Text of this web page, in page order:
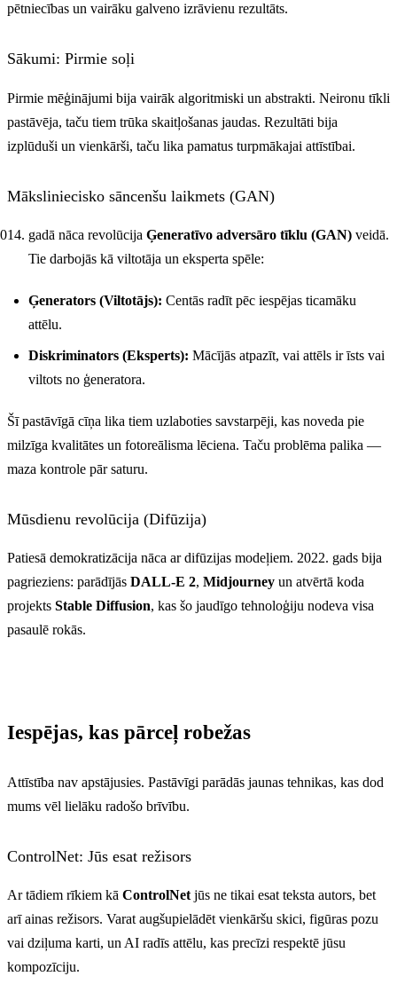
pētniecības un vairāku galveno izrāvienu rezultāts.
Sākumi: Pirmie soļi
Pirmie mēģinājumi bija vairāk algoritmiski un abstrakti. Neironu tīkli
pastāvēja, taču tiem trūka skaitļošanas jaudas. Rezultāti bija
izplūduši un vienkārši, taču lika pamatus turpmākajai attīstībai.
Māksliniecisko sāncenšu laikmets (GAN)
gadā nāca revolūcija Ģeneratīvo adversāro tīklu (GAN) veidā.
Tie darbojās kā viltotāja un eksperta spēle:
Ģenerators (Viltotājs): Centās radīt pēc iespējas ticamāku
attēlu.
Diskriminators (Eksperts): Mācījās atpazīt, vai attēls ir īsts vai
viltots no ģeneratora.
Šī pastāvīgā cīņa lika tiem uzlaboties savstarpēji, kas noveda pie
milzīga kvalitātes un fotoreālisma lēciena. Taču problēma palika —
maza kontrole pār saturu.
Mūsdienu revolūcija (Difūzija)
Patiesā demokratizācija nāca ar difūzijas modeļiem. 2022. gads bija
pagrieziens: parādījās DALL-E 2, Midjourney un atvērtā koda
projekts Stable Diffusion, kas šo jaudīgo tehnoloģiju nodeva visa
pasaulē rokās.
Iespējas, kas pārceļ robežas
Attīstība nav apstājusies. Pastāvīgi parādās jaunas tehnikas, kas dod
mums vēl lielāku radošo brīvību.
ControlNet: Jūs esat režisors
Ar tādiem rīkiem kā ControlNet jūs ne tikai esat teksta autors, bet
arī ainas režisors. Varat augšupielādēt vienkāršu skici, figūras pozu
vai dziļuma karti, un AI radīs attēlu, kas precīzi respektē jūsu
kompozīciju.